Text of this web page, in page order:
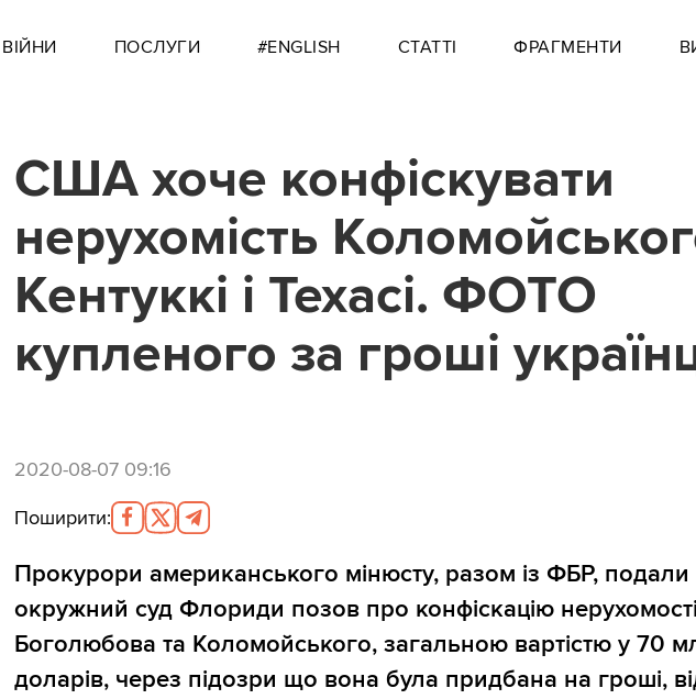
ПОСЛУГИ #ENGLISH СТАТТІ ФРАГМЕНТИ
США хоче конфіскувати
нерухомість
Кентуккі і Техасі. ФОТО
купленого за гроші
2020-08-07 09:16
Поширити:
Прокурори американського мінюсту, разом із ФБР, подали
окружний суд Флориди позов про конфіскацію нерухомості
Боголюбова та Коломойського, загальною вартістю у 70
доларів, через підозри що вона була придбана на гроші,